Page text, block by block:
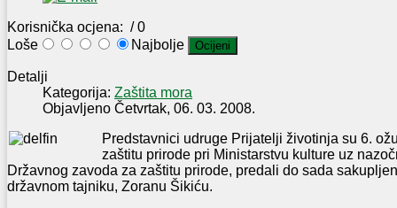
Korisnička ocjena: / 0
Loše
Najbolje
Detalji
Kategorija: Zaštita mora
Objavljeno Četvrtak, 06. 03. 2008.
Predstavnici udruge Prijatelji životinja su 6.
zaštitu prirode pri Ministarstvu kulture uz
Državnog zavoda za zaštitu prirode, predali do sada
državnom tajniku, Zoranu Šikiću.